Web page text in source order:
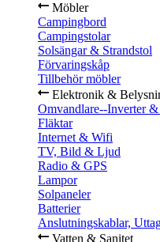
Möbler
Campingbord
Campingstolar
Solsängar & Strandstol
Förvaringskåp
Tillbehör möbler
Elektronik &
Omvandlare--Inverter
Fläktar
Internet & Wifi
TV, Bild & Ljud
Radio & GPS
Lampor
Solpaneler
Batterier
Anslutningskablar,
Vatten & Sanitet